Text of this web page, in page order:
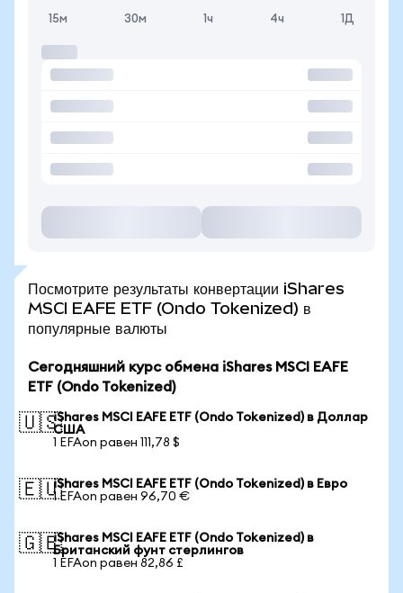
15м 30м 1ч 4ч 1Д
Посмотрите результаты конвертации iShares
MSCI EAFE ETF (Ondo Tokenized) в
популярные валюты
Сегодняшний курс обмена iShares MSCI EAFE
ETF (Ondo Tokenized)
🇺🇸iShares MSCI EAFE ETF (Ondo Tokenized) в Доллар
США
1 EFAon равен 111,78 $
🇪🇺iShares MSCI EAFE ETF (Ondo Tokenized) в Евро
1 EFAon равен 96,70 €
🇬🇧iShares MSCI EAFE ETF (Ondo Tokenized) в
Британский фунт стерлингов
1 EFAon равен 82,86 £